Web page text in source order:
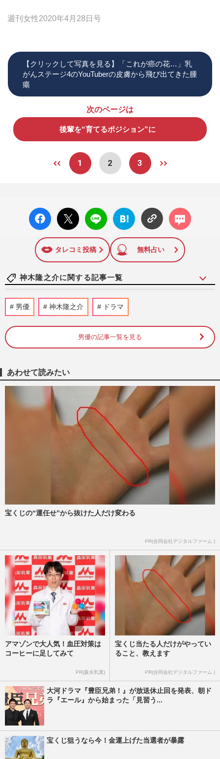
週刊女性2020年4月28日号
【クリックして写真を見る】「これが癌の花…」乳
がんステージ4のYouTuberの皮膚から飛び出てきた腫
瘍
次のページは
後輩を“育てるポジション”に
1 2 3
facebo
ok い
X ポス
ト
LINE
はてな
ブック
に追加
コメン
ト
タレコミ投稿 無料占い
神木隆之介に関する記事一覧
《朝ドラ「理想の男性パートナー」ランキ
ングTOP10》『あんぱん』北村匠海、『あ
週刊女性2026年6月2日号 2026/5/19
美波続投、予告映像に映り込んだアメリカ
「自由の女神」期待に拍車
週刊女性PRIME
《TBS日曜劇場「がっかり」ランキング》
『グランメゾン東京』『華麗なる一族』木
村拓哉作品が3つもランクイ…
週刊女性2026年3月24日・31日号
【神木隆之介 結婚】30年のキャリアが紡
ぐ！ 豪華すぎる“夢の招待客”にSNS騒然
仲野太賀が大河主演掴んだ理由
週刊女性PRIME 2026/1/4
男優 神木隆之介 ドラマ
男優の記事一覧を見る
あわせて読みたい
宝くじの“運任せ”から抜けた人だけ変わる
PR(合同会社デジタルファーム )
アマゾンで大人気！血圧対策は
コーヒーに足してみて
PR(森永乳業)
宝くじ当たる人だけがやってい
ること、教えます
PR(合同会社デジタルファーム )
大河ドラマ『豊臣兄弟！』が放送休止回を発表、朝ド
ラ『エール』から始まった「見習う...
宝くじ狙うなら今！金運上げた当選者が暴露